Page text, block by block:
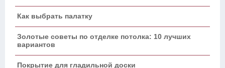
Как выбрать палатку
Золотые советы по отделке потолка: 10 лучших
вариантов
Покрытие для гладильной доски